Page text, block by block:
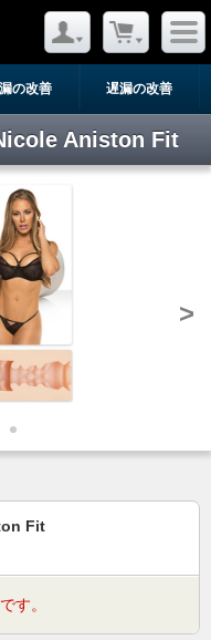
の改善 遅漏の改善
Aniston Fit
>
Fit
す。